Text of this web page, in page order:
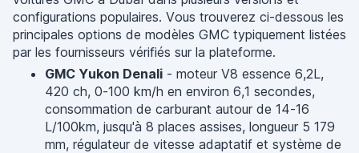
configurations populaires. Vous trouverez ci-dessous les
principales options de modèles GMC typiquement listées
par les fournisseurs vérifiés sur la plateforme.
GMC Yukon Denali - moteur V8 essence 6,2L,
420 ch, 0-100 km/h en environ 6,1 secondes,
consommation de carburant autour de 14-16
L/100km, jusqu'à 8 places assises, longueur 5 179
mm, régulateur de vitesse adaptatif et système de